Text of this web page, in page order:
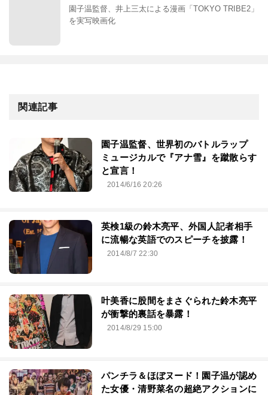
園子温監督、井上三太による漫画「TOKYO TRIBE2」
を実写映画化
関連記事
園子温監督、世界初のバトルラップ
ミュージカルで『アナ雪』を蹴散らす
と宣言！
2014/6/16 20:26
英検1級の鈴木亮平、外国人記者相手
に流暢な英語でのスピーチを披露！
2014/8/7 22:30
叶美香に股間をまさぐられた鈴木亮平
が衝撃的裏話を暴露！
2014/8/29 15:00
パンチラ＆ほぼヌード！園子温が認め
た女優・清野菜名の超絶アクションに